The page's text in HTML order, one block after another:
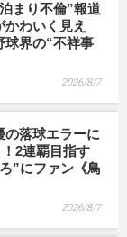
まり不倫”報道
わいく見え
球界の“不祥事
2026/8/7
の落球エラーに
2連覇目指す
”にファン《鳥
2026/8/7